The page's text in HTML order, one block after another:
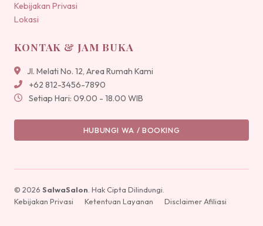
Kebijakan Privasi
Lokasi
KONTAK & JAM BUKA
Jl. Melati No. 12, Area Rumah Kami
+62 812-3456-7890
Setiap Hari: 09.00 - 18.00 WIB
HUBUNGI WA / BOOKING
© 2026 SalwaSalon . Hak Cipta Dilindungi.
Kebijakan Privasi
Ketentuan Layanan Disclaimer Afiliasi